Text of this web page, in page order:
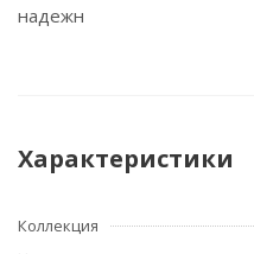
надежн
Характеристики
Коллекция